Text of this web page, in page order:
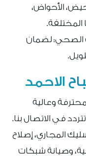
الأحواض،
المختلفة.
الصحي: لضمان
الاحمد
وعالية
في الاتصال بنا.
المجاري، إصلاح
وصيانة شبكات